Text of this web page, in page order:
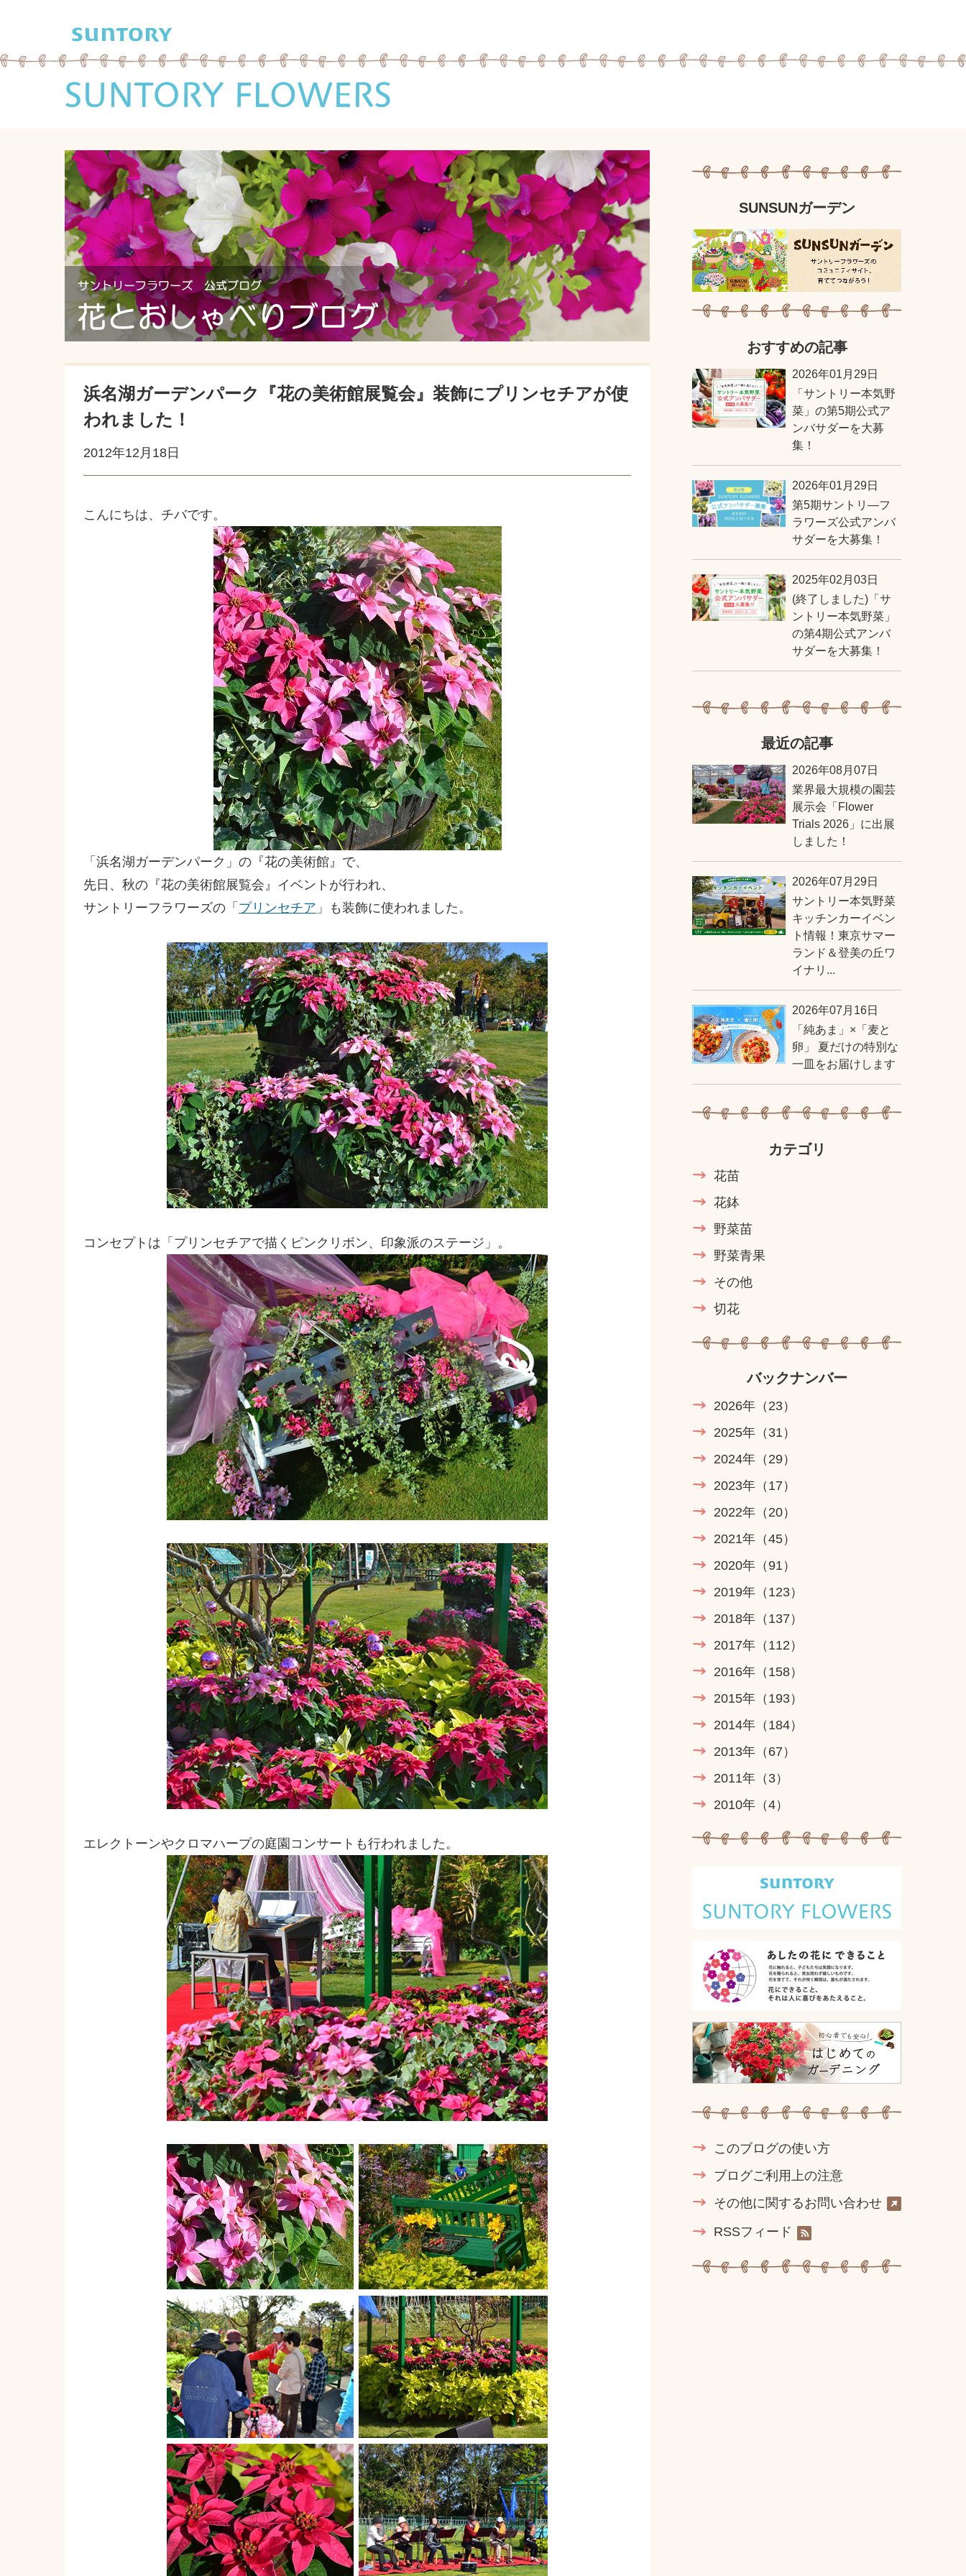
浜名湖ガーデンパーク『花の美術館展覧会』装飾にプリンセチアが使
われました！
2012年12月18日
こんにちは、チバです。
「浜名湖ガーデンパーク」の『花の美術館』で、
先日、秋の『花の美術館展覧会』イベントが行われ、
サントリーフラワーズの「 プリンセチア 」も装飾に使われました。
コンセプトは「プリンセチアで描くピンクリボン、印象派のステージ」。
エレクトーンやクロマハープの庭園コンサートも行われました。
SUNSUNガーデン
おすすめの記事
2026年01月29日
「サントリー本気野
菜」の第5期公式ア
ンバサダーを大募
集！
2026年01月29日
第5期サントリ―フ
ラワーズ公式アンバ
サダーを大募集！
2025年02月03日
(終了しました)「サ
ントリー本気野菜」
の第4期公式アンバ
サダーを大募集！
最近の記事
2026年08月07日
業界最大規模の園芸
展示会「Flower
Trials 2026」に出展
しました！
2026年07月29日
サントリー本気野菜
キッチンカーイベン
ト情報！東京サマー
ランド＆登美の丘ワ
イナリ...
2026年07月16日
「純あま」×「麦と
卵」 夏だけの特別な
一皿をお届けします
カテゴリ
花苗
花鉢
野菜苗
野菜青果
その他
切花
バックナンバー
2026年 （23）
2025年 （31）
2024年 （29）
2023年 （17）
2022年 （20）
2021年 （45）
2020年 （91）
2019年 （123）
2018年 （137）
2017年 （112）
2016年 （158）
2015年 （193）
2014年 （184）
2013年 （67）
2011年 （3）
2010年 （4）
このブログの使い方
ブログご利用上の注意
その他に関するお問い合わせ
RSSフィード